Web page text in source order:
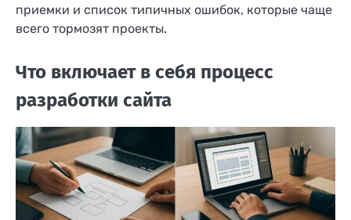
приемки и список типичных ошибок, которые чаще
всего тормозят проекты.
Что включает в себя процесс
разработки сайта